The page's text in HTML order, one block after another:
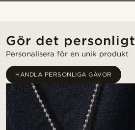
Gör det personligt
Personalisera för en unik produkt
HANDLA PERSONLIGA GÅVOR